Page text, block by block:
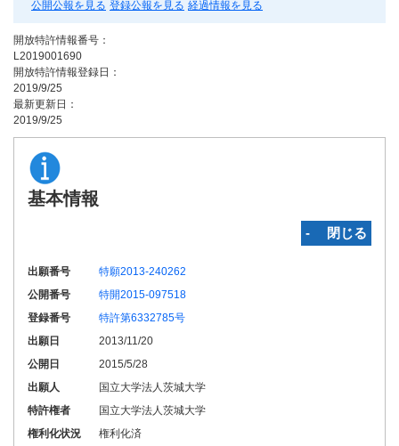
公開公報を見る 登録公報を見る 経過情報を見る
開放特許情報番号：
L2019001690
開放特許情報登録日：
2019/9/25
最新更新日：
2019/9/25
基本情報
‐ 閉じる
出願番号
特願2013-240262
公開番号
特開2015-097518
登録番号
特許第6332785号
出願日
2013/11/20
公開日
2015/5/28
出願人
国立大学法人茨城大学
特許権者
国立大学法人茨城大学
権利化状況
権利化済